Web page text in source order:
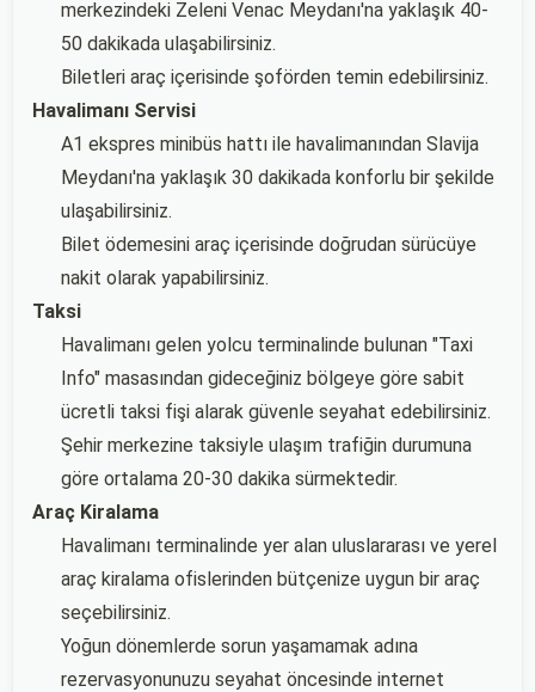
merkezindeki Zeleni Venac Meydanı'na yaklaşık 40-
50 dakikada ulaşabilirsiniz.
Biletleri araç içerisinde şoförden temin edebilirsiniz.
Havalimanı Servisi
A1 ekspres minibüs hattı ile havalimanından Slavija
Meydanı'na yaklaşık 30 dakikada konforlu bir şekilde
ulaşabilirsiniz.
Bilet ödemesini araç içerisinde doğrudan sürücüye
nakit olarak yapabilirsiniz.
Taksi
Havalimanı gelen yolcu terminalinde bulunan "Taxi
Info" masasından gideceğiniz bölgeye göre sabit
ücretli taksi fişi alarak güvenle seyahat edebilirsiniz.
Şehir merkezine taksiyle ulaşım trafiğin durumuna
göre ortalama 20-30 dakika sürmektedir.
Araç Kiralama
Havalimanı terminalinde yer alan uluslararası ve yerel
araç kiralama ofislerinden bütçenize uygun bir araç
seçebilirsiniz.
Yoğun dönemlerde sorun yaşamamak adına
rezervasyonunuzu seyahat öncesinde internet